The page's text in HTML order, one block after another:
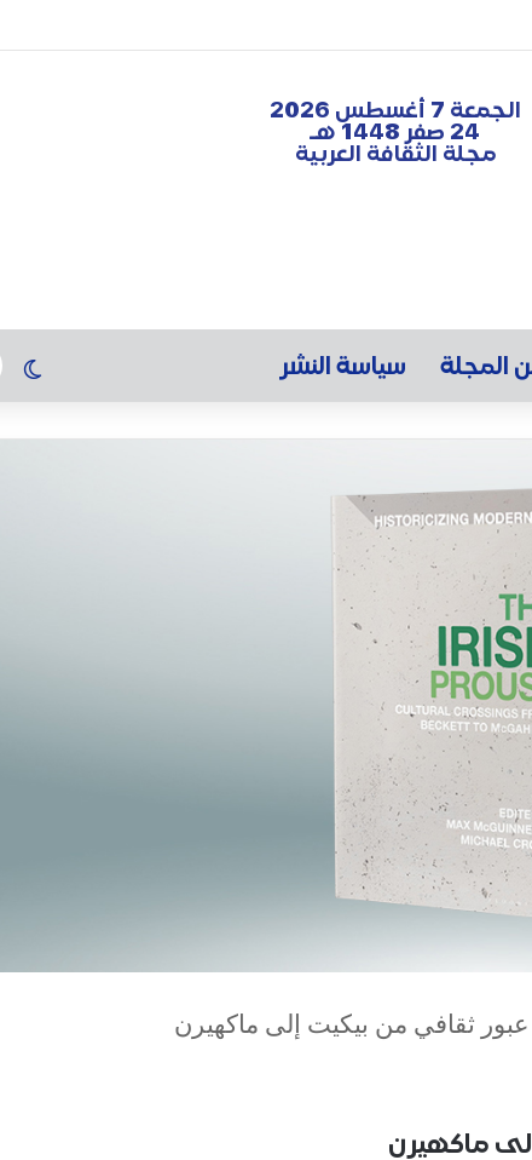
الجمعة 7 أغسطس 2026
24 صفر 1448 هـ
مجلة الثقافة العربية
المجلة سياسة النشر
ثقافي من بيكيت إلى ماكهيرن
ماكهيرن